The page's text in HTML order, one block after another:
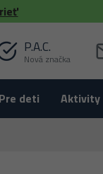
P.A.C.
Nová značka
Pre deti Aktivity